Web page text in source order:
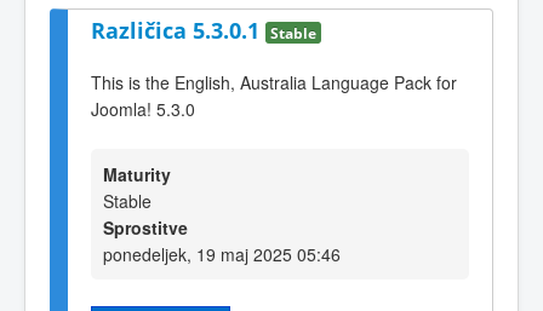
Različica 5.3.0.1 Stable
This is the English, Australia Language Pack for
Joomla! 5.3.0
Maturity
Stable
Sprostitve
ponedeljek, 19 maj 2025 05:46